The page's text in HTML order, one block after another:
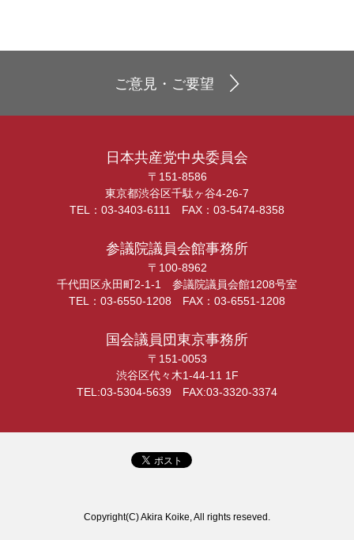
ご意見・ご要望
日本共産党中央委員会
〒151-8586
東京都渋谷区千駄ヶ谷4-26-7
TEL：03-3403-6111 FAX：03-5474-8358
参議院議員会館事務所
〒100-8962
千代田区永田町2-1-1 参議院議員会館1208号室
TEL：03-6550-1208 FAX：03-6551-1208
国会議員団東京事務所
〒151-0053
渋谷区代々木1-44-11 1F
TEL:03-5304-5639 FAX:03-3320-3374
Copyright(C) Akira Koike, All rights reseved.